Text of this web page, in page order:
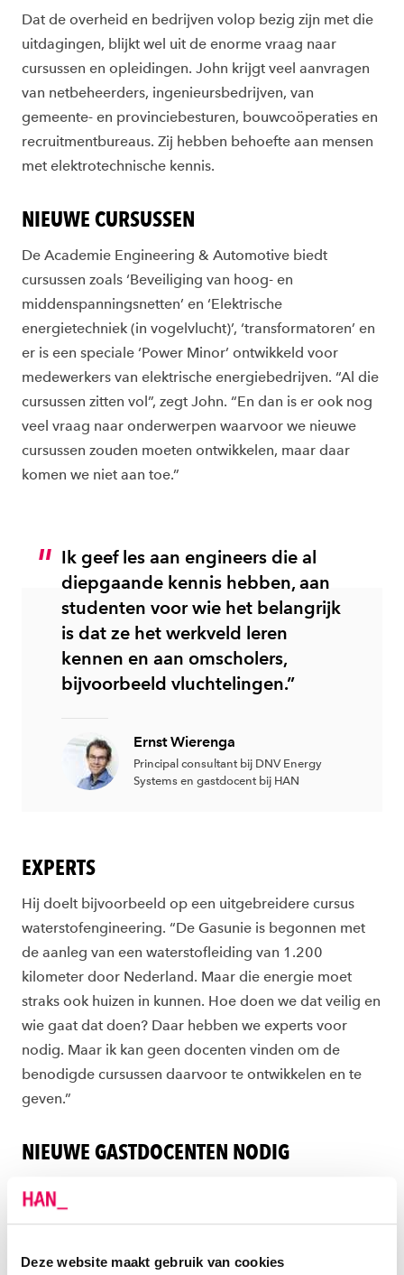
Deze website maakt gebruik van cookies
Dat de overheid en bedrijven volop bezig zijn met die
uitdagingen, blijkt wel uit de enorme vraag naar
cursussen en opleidingen. John krijgt veel aanvragen
van netbeheerders, ingenieursbedrijven, van
gemeente- en provinciebesturen, bouwcoöperaties en
recruitmentbureaus. Zij hebben behoefte aan mensen
met elektrotechnische kennis.
NIEUWE CURSUSSEN
De Academie Engineering & Automotive biedt
cursussen zoals ‘Beveiliging van hoog- en
middenspanningsnetten’ en ‘Elektrische
energietechniek (in vogelvlucht)’, ‘transformatoren’ en
er is een speciale ‘Power Minor’ ontwikkeld voor
medewerkers van elektrische energiebedrijven. “Al die
cursussen zitten vol”, zegt John. “En dan is er ook nog
veel vraag naar onderwerpen waarvoor we nieuwe
cursussen zouden moeten ontwikkelen, maar daar
komen we niet aan toe.”
Ik geef les aan engineers die al
diepgaande kennis hebben, aan
studenten voor wie het belangrijk
is dat ze het werkveld leren
kennen en aan omscholers,
bijvoorbeeld vluchtelingen.”
Ernst Wierenga
Principal consultant bij DNV Energy
Systems en gastdocent bij HAN
EXPERTS
Hij doelt bijvoorbeeld op een uitgebreidere cursus
waterstofengineering. “De Gasunie is begonnen met
de aanleg van een waterstofleiding van 1.200
kilometer door Nederland. Maar die energie moet
straks ook huizen in kunnen. Hoe doen we dat veilig en
wie gaat dat doen? Daar hebben we experts voor
nodig. Maar ik kan geen docenten vinden om de
benodigde cursussen daarvoor te ontwikkelen en te
geven.”
NIEUWE GASTDOCENTEN NODIG
Het is slechts één voorbeeld, maar zo heeft John er
wel meer. Zijn boodschap: er zijn meer docenten
de elektrische energietechniek gaan namelijk zo snel,